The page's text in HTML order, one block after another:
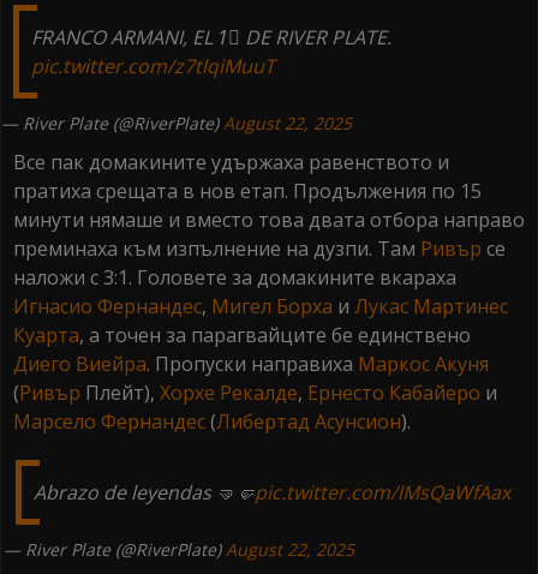
FRANCO ARMANI, EL 1⃣ DE RIVER PLATE.
pic.twitter.com/z7tlqiMuuT
— River Plate (@RiverPlate)August 22, 2025
Все пак домакините удържаха равенството и
пратиха срещата в нов етап. Продължения по 15
минути нямаше и вместо това двата отбора направо
преминаха към изпълнение на дузпи. Там Ривър се
наложи с 3:1. Головете за домакините вкараха
Игнасио Фернандес, Мигел Борха и Лукас Мартинес
Куарта, а точен за парагвайците бе единствено
Диего Виейра. Пропуски направиха Маркос Акуня
(Ривър Плейт), Хорхе Рекалде, Ернесто Кабайеро и
Марсело Фернандес(Либертад Асунсион).
Abrazo de leyendas 🤜🤛pic.twitter.com/lMsQaWfAax
— River Plate (@RiverPlate)August 22, 2025